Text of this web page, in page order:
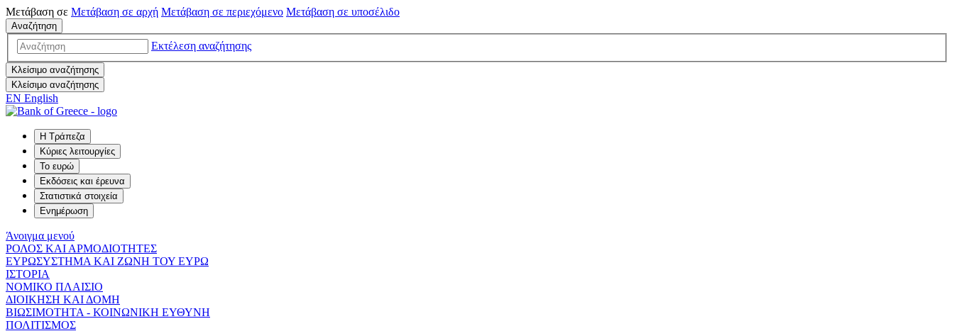
Μετάβαση σε Μετάβαση σε αρχή Μετάβαση σε περιεχόμενο Μετάβαση σε υποσέλιδο
Αναζήτηση
Εκτέλεση αναζήτησης
Κλείσιμο αναζήτησης
Κλείσιμο αναζήτησης
EN English
Η Τράπεζα
Κύριες λειτουργίες
Το ευρώ
Εκδόσεις και έρευνα
Στατιστικά στοιχεία
Ενημέρωση
Άνοιγμα μενού
ΡΟΛΟΣ ΚΑΙ ΑΡΜΟΔΙΟΤΗΤΕΣ
ΕΥΡΩΣΥΣΤΗΜΑ ΚΑΙ ΖΩΝΗ ΤΟΥ ΕΥΡΩ
ΙΣΤΟΡΙΑ
ΝΟΜΙΚΟ ΠΛΑΙΣΙΟ
ΔΙΟΙΚΗΣΗ ΚΑΙ ΔΟΜΗ
ΒΙΩΣΙΜΟΤΗΤΑ - ΚΟΙΝΩΝΙΚΗ ΕΥΘΥΝΗ
ΠΟΛΙΤΙΣΜΟΣ